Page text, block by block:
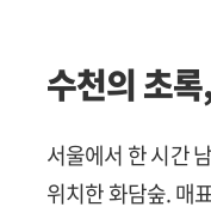
수천의 초
서울에서 한 시간
위치한 화담숲. 매